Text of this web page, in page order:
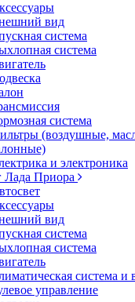
вид
система
система
система
(воздушные,
и электроника
Приора
вид
система
система
система и
управление